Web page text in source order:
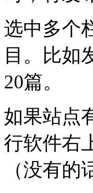
选中多个
目。比如
20篇。
如果站点
行软件右
（没有的